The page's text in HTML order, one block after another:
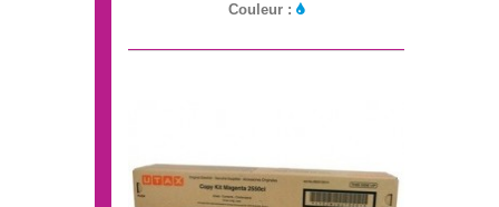
Couleur :